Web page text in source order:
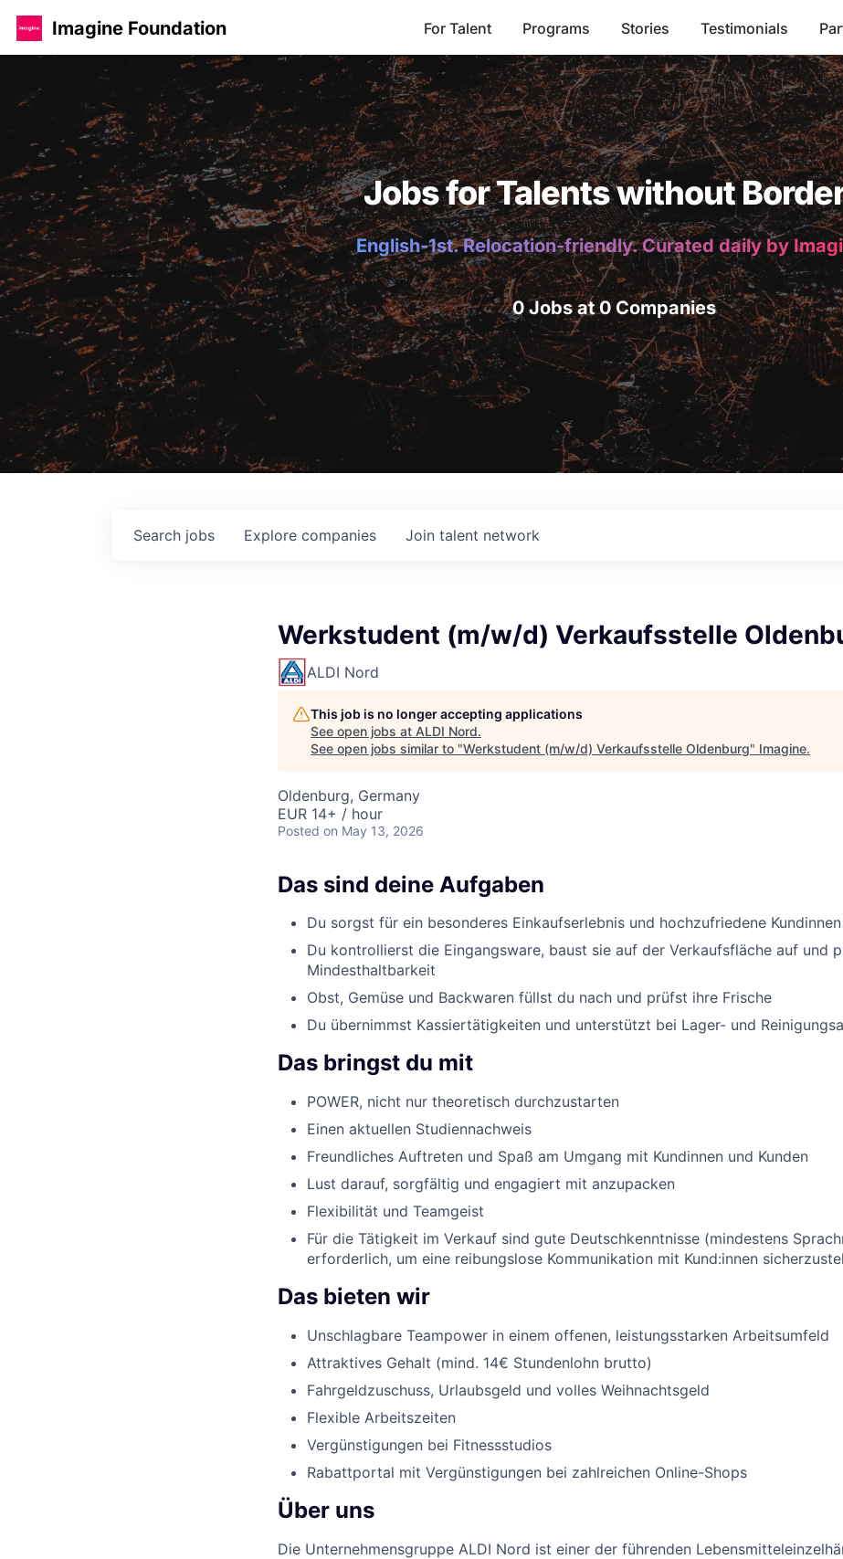
Imagine Foundation For Talent Programs Stories Testimonials
Jobs for Talents without
English-1st. Relocation-friendly. Curated daily by
0 Jobs at 0 Companies
Search jobs Explore companies Join talent network
Werkstudent (m/w/d) Verkaufsstelle
ALDI Nord
This job is no longer accepting applications
See open jobs at ALDI Nord.
See open jobs similar to "Werkstudent (m/w/d) Verkaufsstelle Oldenburg" Imagine.
Oldenburg, Germany
EUR 14+ / hour
Posted on May 13, 2026
Das sind deine Aufgaben
Du sorgst für ein besonderes Einkaufserlebnis und hochzufriedene
Du kontrollierst die Eingangsware, baust sie auf der Verkaufsfläche auf und
Mindesthaltbarkeit
Obst, Gemüse und Backwaren füllst du nach und prüfst ihre Frische
Du übernimmst Kassiertätigkeiten und unterstützt bei Lager- und
Das bringst du mit
POWER, nicht nur theoretisch durchzustarten
Einen aktuellen Studiennachweis
Freundliches Auftreten und Spaß am Umgang mit Kundinnen und Kunden
Lust darauf, sorgfältig und engagiert mit anzupacken
Flexibilität und Teamgeist
Für die Tätigkeit im Verkauf sind gute Deutschkenntnisse (mindestens
erforderlich, um eine reibungslose Kommunikation mit Kund:innen
Das bieten wir
Unschlagbare Teampower in einem offenen, leistungsstarken Arbeitsumfeld
Attraktives Gehalt (mind. 14€ Stundenlohn brutto)
Fahrgeldzuschuss, Urlaubsgeld und volles Weihnachtsgeld
Flexible Arbeitszeiten
Vergünstigungen bei Fitnessstudios
Rabattportal mit Vergünstigungen bei zahlreichen Online-Shops
Über uns
Die Unternehmensgruppe ALDI Nord ist einer der führenden